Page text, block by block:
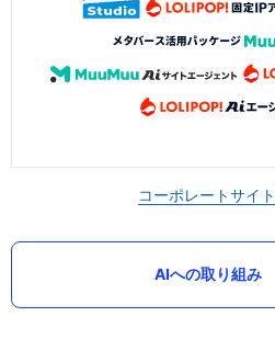
コーポレートサイト
AIへの取り組み